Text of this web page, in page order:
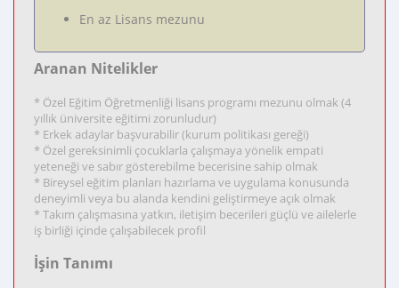
En az Lisans mezunu
Aranan Nitelikler
* Özel Eğitim Öğretmenliği lisans programı mezunu olmak (4
yıllık üniversite eğitimi zorunludur)
* Erkek adaylar başvurabilir (kurum politikası gereği)
* Özel gereksinimli çocuklarla çalışmaya yönelik empati
yeteneği ve sabır gösterebilme becerisine sahip olmak
* Bireysel eğitim planları hazırlama ve uygulama konusunda
deneyimli veya bu alanda kendini geliştirmeye açık olmak
* Takım çalışmasına yatkın, iletişim becerileri güçlü ve ailelerle
iş birliği içinde çalışabilecek profil
İşin Tanımı